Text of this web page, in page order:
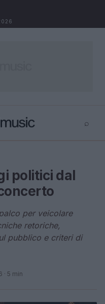
⌕
politici dal
per veicolare
retoriche,
pubblico e criteri di
· 5 min